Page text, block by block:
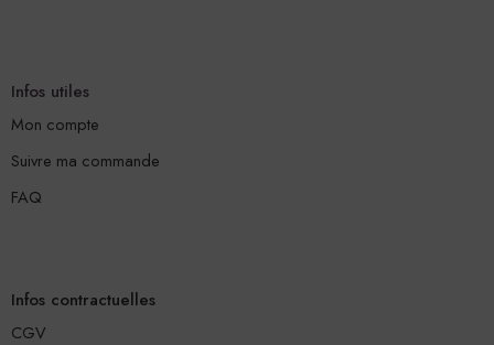
Infos utiles
Mon compte
Suivre ma commande
FAQ
Infos contractuelles
CGV